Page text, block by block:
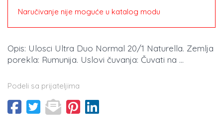
Naručivanje nije moguće u katalog modu
Opis: Ulosci Ultra Duo Normal 20/1 Naturella. Zemlja
porekla: Rumunija. Uslovi čuvanja: Čuvati na ...
Podeli sa prijateljima